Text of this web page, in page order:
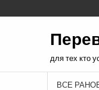
для тех кто
ВСЕ